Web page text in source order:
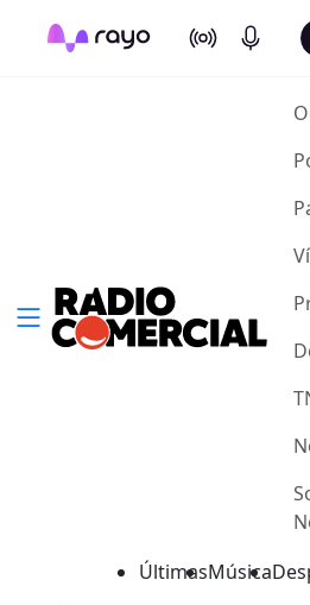
On Air Podcasts
ÚltimasMúsica